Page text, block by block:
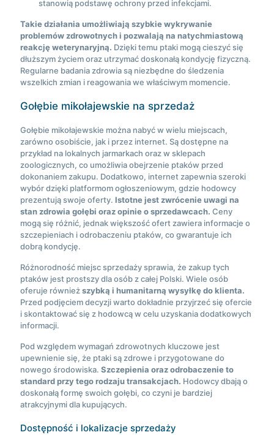
stanowią podstawę ochrony przed infekcjami.
Takie działania umożliwiają szybkie wykrywanie
problemów zdrowotnych i pozwalają na natychmiastową
reakcję weterynaryjną. Dzięki temu ptaki mogą cieszyć się
dłuższym życiem oraz utrzymać doskonałą kondycję fizyczną.
Regularne badania zdrowia są niezbędne do śledzenia
wszelkich zmian i reagowania we właściwym momencie.
Gołębie mikołajewskie na sprzedaż
Gołębie mikołajewskie można nabyć w wielu miejscach,
zarówno osobiście, jak i przez internet. Są dostępne na
przykład na lokalnych jarmarkach oraz w sklepach
zoologicznych, co umożliwia obejrzenie ptaków przed
dokonaniem zakupu. Dodatkowo, internet zapewnia szeroki
wybór dzięki platformom ogłoszeniowym, gdzie hodowcy
prezentują swoje oferty. Istotne jest zwrócenie uwagi na
stan zdrowia gołębi oraz opinie o sprzedawcach. Ceny
mogą się różnić, jednak większość ofert zawiera informacje o
szczepieniach i odrobaczeniu ptaków, co gwarantuje ich
dobrą kondycję.
Różnorodność miejsc sprzedaży sprawia, że zakup tych
ptaków jest prostszy dla osób z całej Polski. Wiele osób
oferuje równieższybką i humanitarną wysyłkę do klienta.
Przed podjęciem decyzji warto dokładnie przyjrzeć się ofercie
i skontaktować się z hodowcą w celu uzyskania dodatkowych
informacji.
Pod względem wymagań zdrowotnych kluczowe jest
upewnienie się, że ptaki są zdrowe i przygotowane do
nowego środowiska. Szczepienia oraz odrobaczenie to
standard przy tego rodzaju transakcjach. Hodowcy dbają o
doskonałą formę swoich gołębi, co czyni je bardziej
atrakcyjnymi dla kupujących.
Dostępność i lokalizacje sprzedaży